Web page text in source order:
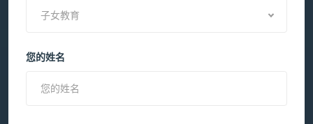
子女教育
您的姓名